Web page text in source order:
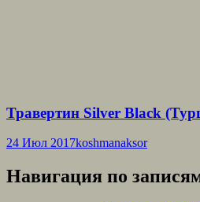
Травертин Silver Black
24 Июл 2017koshmanaksor
Навигация по